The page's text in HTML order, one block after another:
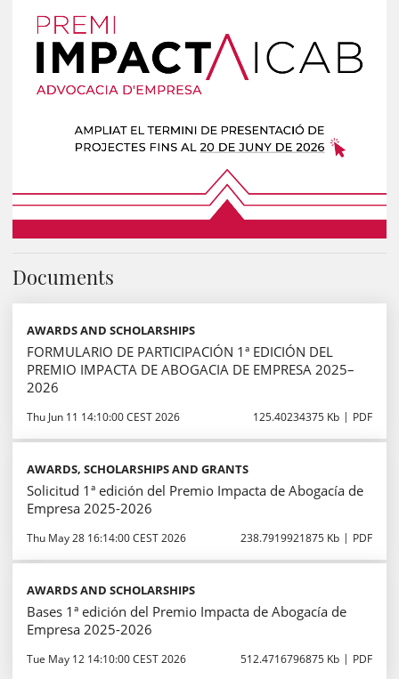
Documents
AWARDS AND SCHOLARSHIPS
FORMULARIO DE PARTICIPACIÓN 1ª EDICIÓN DEL
PREMIO IMPACTA DE ABOGACIA DE EMPRESA 2025–
2026
Thu Jun 11 14:10:00 CEST 2026 125.40234375 Kb PDF
AWARDS, SCHOLARSHIPS AND GRANTS
Solicitud 1ª edición del Premio Impacta de Abogacía de
Empresa 2025-2026
Thu May 28 16:14:00 CEST 2026 238.7919921875 Kb PDF
AWARDS AND SCHOLARSHIPS
Bases 1ª edición del Premio Impacta de Abogacía de
Empresa 2025-2026
Tue May 12 14:10:00 CEST 2026 512.4716796875 Kb PDF